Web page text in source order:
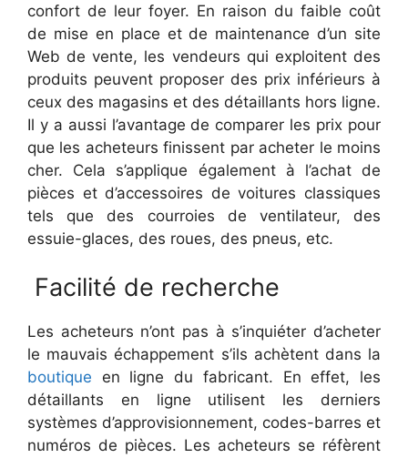
confort de leur foyer. En raison du faible coût
de mise en place et de maintenance d’un site
Web de vente, les vendeurs qui exploitent des
produits peuvent proposer des prix inférieurs à
ceux des magasins et des détaillants hors ligne.
Il y a aussi l’avantage de comparer les prix pour
que les acheteurs finissent par acheter le moins
cher. Cela s’applique également à l’achat de
pièces et d’accessoires de voitures classiques
tels que des courroies de ventilateur, des
essuie-glaces, des roues, des pneus, etc.
Facilité de recherche
Les acheteurs n’ont pas à s’inquiéter d’acheter
le mauvais échappement s’ils achètent dans la
boutique en ligne du fabricant. En effet, les
détaillants en ligne utilisent les derniers
systèmes d’approvisionnement, codes-barres et
numéros de pièces. Les acheteurs se réfèrent